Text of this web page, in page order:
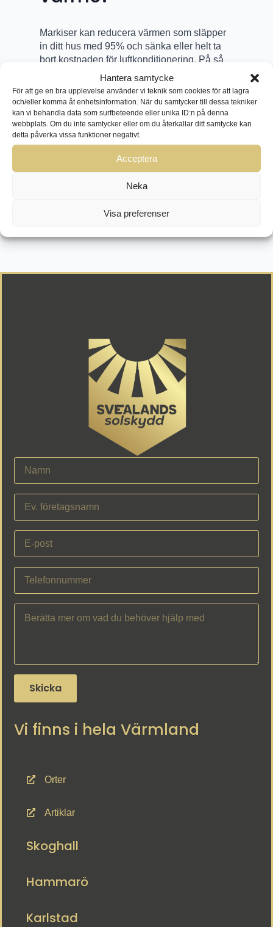
Hantera samtycke
För att ge en bra upplevelse använder vi teknik som cookies för att lagra
och/eller komma åt enhetsinformation. När du samtycker till dessa tekniker
kan vi behandla data som surfbeteende eller unika ID:n på denna
webbplats. Om du inte samtycker eller om du återkallar ditt samtycke kan
detta påverka vissa funktioner negativt.
Acceptera
Neka
Visa preferenser
Markiser kan reducera värmen som släpper
in ditt hus med 95% och sänka eller helt ta
bort kostnaden för luftkonditionering. På så
vis kan du spara pengar över tid med
markiser.
BOKA GRATIS HEMBESÖK I
Skicka
Vi finns i hela Värmland
Orter
Artiklar
Skoghall
Hammarö
Karlstad